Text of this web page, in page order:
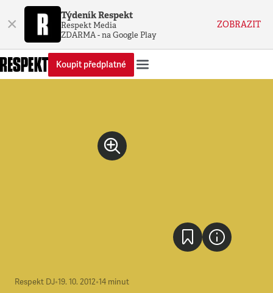
× Týdeník Respekt
Respekt Media
ZDARMA - na Google Play
ZOBRAZIT
Koupit předplatné
Respekt DJ•19. 10. 2012•14 minut